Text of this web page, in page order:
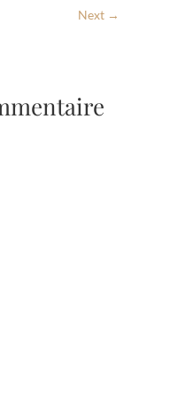
Next →